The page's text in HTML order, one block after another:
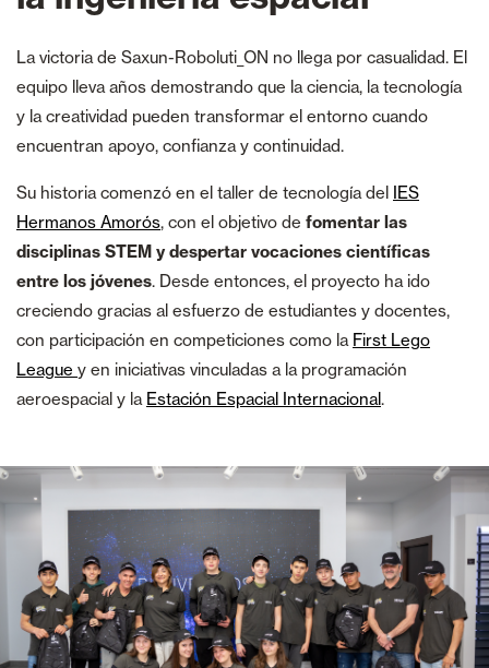
La victoria de Saxun-Roboluti_ON no llega por casualidad. El
equipo lleva años demostrando que la ciencia, la tecnología
y la creatividad pueden transformar el entorno cuando
encuentran apoyo, confianza y continuidad.
Su historia comenzó en el taller de tecnología del IES
Hermanos Amorós, con el objetivo de fomentar las
disciplinas STEM y despertar vocaciones científicas
entre los jóvenes. Desde entonces, el proyecto ha ido
creciendo gracias al esfuerzo de estudiantes y docentes,
con participación en competiciones como la First Lego
League y en iniciativas vinculadas a la programación
aeroespacial y la Estación Espacial Internacional.